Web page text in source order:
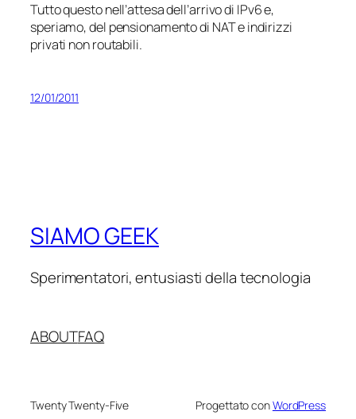
Tutto questo nell’attesa dell’arrivo di IPv6 e,
speriamo, del pensionamento di NAT e indirizzi
privati non routabili.
12/01/2011
SIAMO GEEK
Sperimentatori, entusiasti della tecnologia
ABOUTFAQ
Twenty Twenty-Five Progettato conWordPress